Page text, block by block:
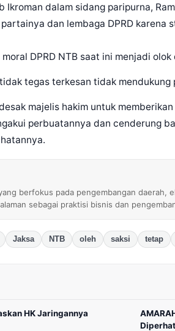
Ikroman dalam sidang paripurna,
dan lembaga DPRD
DPRD NTB saat ini menjadi olok
tegas terkesan tidak
majelis hakim untuk
perbuatannya dan cenderung
berfokus pada pengembangan daerah,
sebagai praktisi bisnis dan
Jaksa NTB oleh saksi tetap
HK Jaringannya